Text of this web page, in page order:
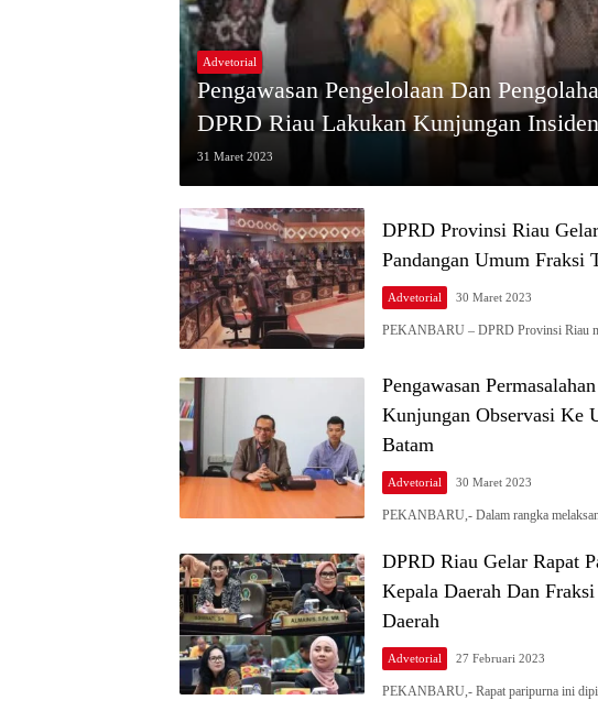
Advetorial
Pengawasan Pengelolaan Dan
DPRD Riau Lakukan Kunjungan
31 Maret 2023
DPRD Provinsi Riau
Pandangan Umum Fraksi
Advetorial 30 Maret 2023
PEKANBARU – DPRD Provinsi Riau
Pengawasan
Kunjungan Observasi Ke
Batam
Advetorial 30 Maret 2023
PEKANBARU,- Dalam rangka
DPRD Riau Gelar Rapat
Kepala Daerah Dan
Daerah
Advetorial 27 Februari 2023
PEKANBARU,- Rapat paripurna ini